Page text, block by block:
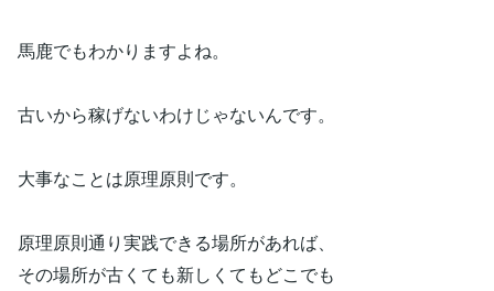
馬鹿でもわかりますよね。
古いから稼げないわけじゃないんです。
大事なことは原理原則です。
原理原則通り実践できる場所があれば、
その場所が古くても新しくてもどこでも